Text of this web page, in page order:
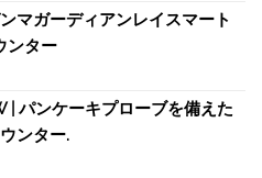
マガーディアンレイスマート
ンター
| パンケーキプローブを備えた
ンター.